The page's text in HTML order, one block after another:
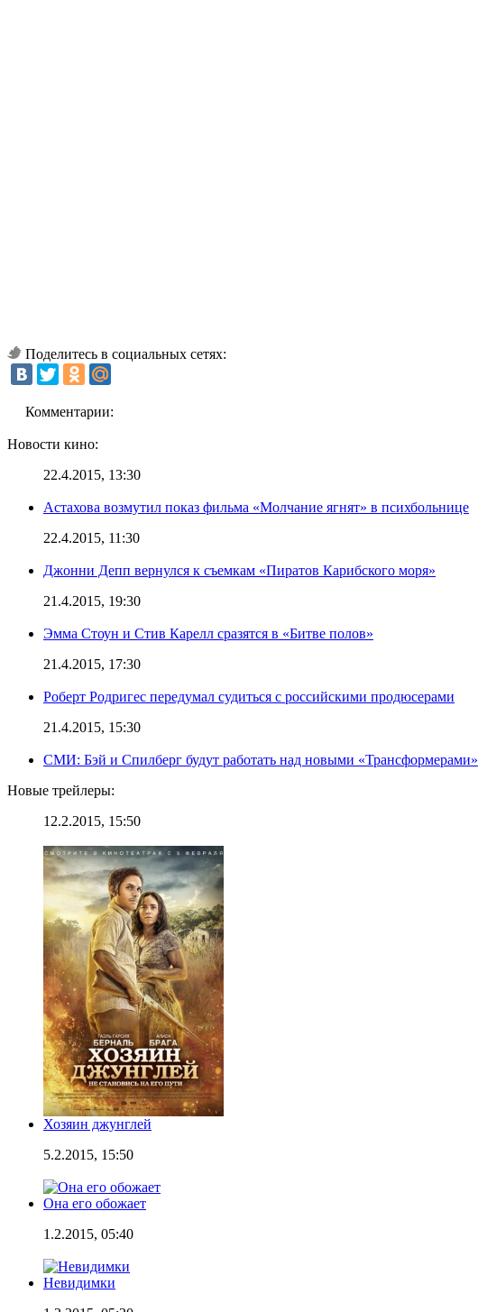
Поделитесь в социальных сетях:
Комментарии:
Новости кино:
22.4.2015, 13:30
Астахова возмутил показ фильма «Молчание ягнят» в психбольнице
22.4.2015, 11:30
Джонни Депп вернулся к съемкам «Пиратов Карибского моря»
21.4.2015, 19:30
Эмма Стоун и Стив Карелл сразятся в «Битве полов»
21.4.2015, 17:30
Роберт Родригес передумал судиться с российскими продюсерами
21.4.2015, 15:30
СМИ: Бэй и Спилберг будут работать над новыми «Трансформерами»
Новые трейлеры:
12.2.2015, 15:50
Хозяин джунглей
5.2.2015, 15:50
Она его обожает
1.2.2015, 05:40
Невидимки